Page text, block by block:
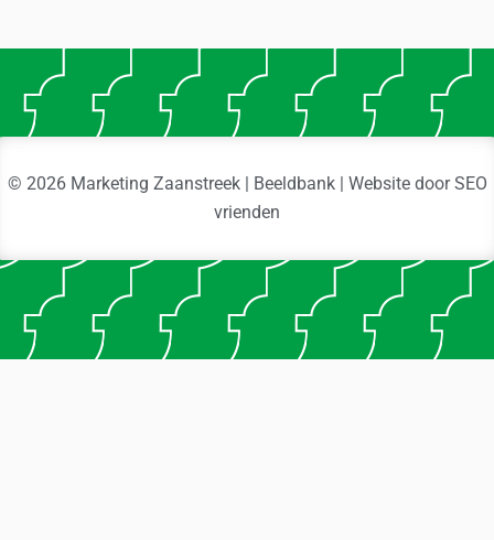
© 2026 Marketing Zaanstreek | Beeldbank | Website doorSEO
vrienden